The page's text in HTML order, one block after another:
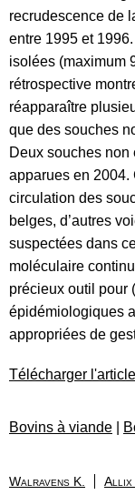
recrudescence de
entre 1995 et
isolées (maximum
rétrospective
réapparaître
que des souches
Deux souches
apparues en 2004.
circulation des
belges, d’autres
suspectées dans
moléculaire
précieux outil pour
épidémiologiques
appropriées de
Télécharger
Bovins à viande
Walravens K. Allix